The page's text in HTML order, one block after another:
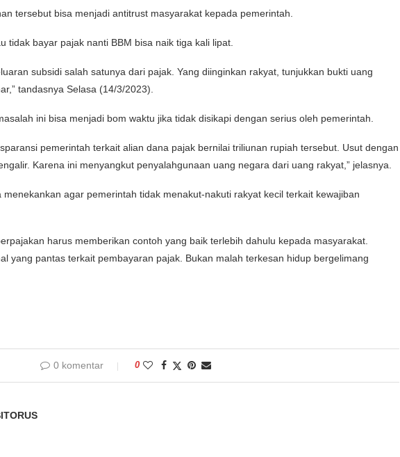
tersebut bisa menjadi antitrust masyarakat kepada pemerintah.
tidak bayar pajak nanti BBM bisa naik tiga kali lipat.
subsidi salah satunya dari pajak. Yang diinginkan rakyat, tunjukkan bukti uang
tandasnya Selasa (14/3/2023).
ini bisa menjadi bom waktu jika tidak disikapi dengan serius oleh pemerintah.
pemerintah terkait alian dana pajak bernilai triliunan rupiah tersebut. Usut dengan
Karena ini menyangkut penyalahgunaan uang negara dari uang rakyat,” jelasnya.
agar pemerintah tidak menakut-nakuti rakyat kecil terkait kewajiban
harus memberikan contoh yang baik terlebih dahulu kepada masyarakat.
yang pantas terkait pembayaran pajak. Bukan malah terkesan hidup bergelimang
0 komentar 0